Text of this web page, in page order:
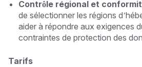
Contrôle régional et
de sélectionner les régions
aider à répondre aux exigences
contraintes de protection des
Tarifs